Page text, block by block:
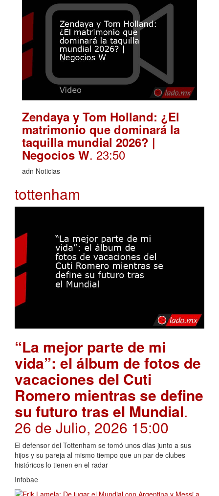
Zendaya y Tom Holland: ¿El
matrimonio que dominará la
taquilla mundial 2026? |
Negocios W. 23:50
adn Noticias
tottenham
“La mejor parte de mi
vida”: el álbum de fotos de
vacaciones del Cuti
Romero mientras se define
su futuro tras el Mundial.
26 de Julio, 2026 15:00
El defensor del Tottenham se tomó unos días junto a sus
hijos y su pareja al mismo tiempo que un par de clubes
históricos lo tienen en el radar
Infobae